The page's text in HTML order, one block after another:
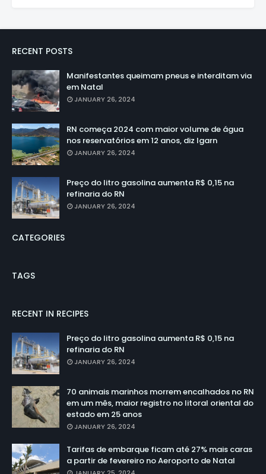
RECENT POSTS
Manifestantes queimam pneus e interditam via
em Natal
JANUARY 26, 2024
RN começa 2024 com maior volume de água
nos reservatórios em 12 anos, diz Igarn
JANUARY 26, 2024
Preço do litro gasolina aumenta R$ 0,15 na
refinaria do RN
JANUARY 26, 2024
CATEGORIES
TAGS
RECENT IN RECIPES
Preço do litro gasolina aumenta R$ 0,15 na
refinaria do RN
JANUARY 26, 2024
70 animais marinhos morrem encalhados no RN
em um mês, maior registro no litoral oriental do
estado em 25 anos
JANUARY 26, 2024
Tarifas de embarque ficam até 27% mais caras
a partir de fevereiro no Aeroporto de Natal